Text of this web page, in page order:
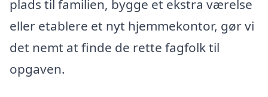
plads til familien, bygge et ekstra værelse
eller etablere et nyt hjemmekontor, gør vi
det nemt at finde de rette fagfolk til
opgaven.